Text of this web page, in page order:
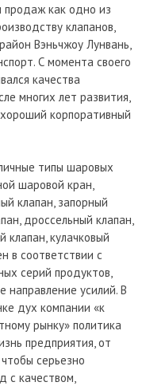
продаж как одно из
клапанов,
Вэньчжоу Лунвань,
С момента своего
качества
многих лет развития,
корпоративный
типы шаровых
шаровой кран,
клапан, запорный
дроссельный клапан,
клапан, кулачковый
в соответствии с
серий продуктов,
направление усилий. В
дух компании «к
рынку» политика
предприятия, от
серьезно
с качеством,